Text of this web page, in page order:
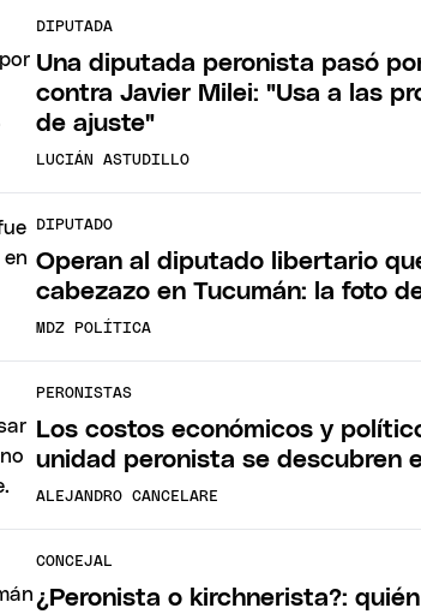
DIPUTADA
Una diputada peronista pasó
contra Javier Milei: "Usa a las
de ajuste"
LUCIÁN ASTUDILLO
DIPUTADO
Operan al diputado libertario
cabezazo en Tucumán: la foto
MDZ POLÍTICA
PERONISTAS
Los costos económicos y
unidad peronista se descubren
ALEJANDRO CANCELARE
CONCEJAL
¿Peronista o kirchnerista?: